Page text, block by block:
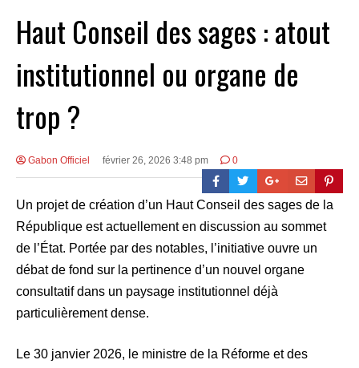
Haut Conseil des sages : atout
institutionnel ou organe de
trop ?
Gabon Officiel février 26, 2026 3:48 pm 0
Un projet de création d’un Haut Conseil des sages de la
République est actuellement en discussion au sommet
de l’État. Portée par des notables, l’initiative ouvre un
débat de fond sur la pertinence d’un nouvel organe
consultatif dans un paysage institutionnel déjà
particulièrement dense.
Le 30 janvier 2026, le ministre de la Réforme et des